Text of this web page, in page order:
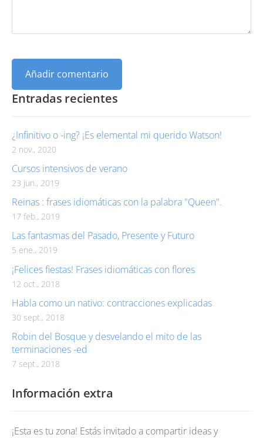
Entradas recientes
¿Infinitivo o -ing? ¡Es elemental mi querido Watson!
2 nov., 2020
Cursos intensivos de verano
23 jun., 2019
Reinas : frases idiomáticas con la palabra "Queen".
17 feb., 2019
Las fantasmas del Pasado, Presente y Futuro
5 ene., 2019
¡Felices fiestas! Frases idiomáticas con flores
12 oct., 2018
Habla como un nativo: contracciones explicadas
30 sept., 2018
Robin del Bosque y desvelando el mito de las
terminaciones -ed
7 sept., 2018
Información extra
¡Esta es tu zona! Estás invitado a compartir ideas y